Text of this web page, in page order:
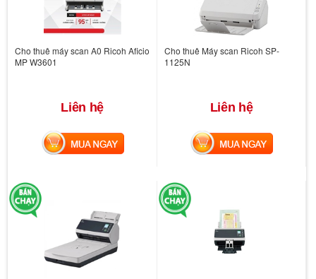
Cho thuê máy scan A0 Ricoh Aficio
MP W3601
Liên hệ
MUA NGAY
Cho thuê Máy scan Ricoh SP-
1125N
Liên hệ
MUA NGAY